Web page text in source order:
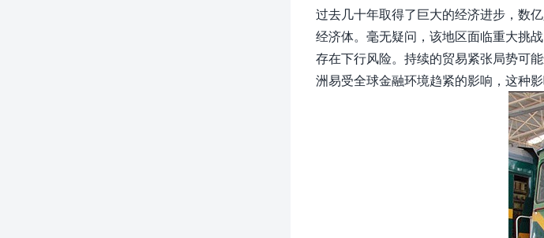
过去几十年取得了巨大的经济进步，数
经济体。毫无疑问，该地区面临重大挑
存在下行风险。持续的贸易紧张局势可
洲易受全球金融环境趋紧的影响，这种